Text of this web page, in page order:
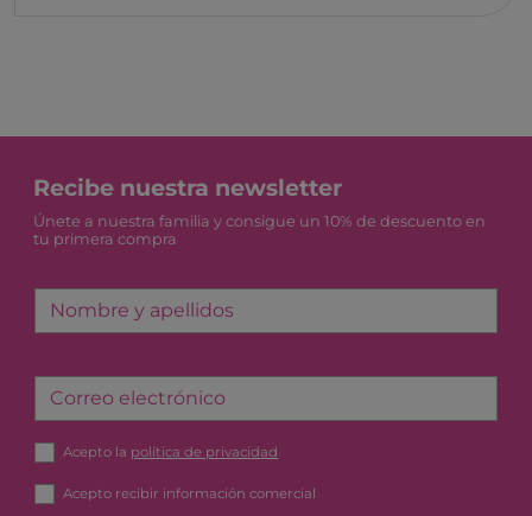
Recibe nuestra newsletter
Únete a nuestra familia y consigue un 10% de descuento en
tu primera compra
Nombre y apellidos
Correo electrónico
Acepto la política de privacidad
Acepto recibir información comercial